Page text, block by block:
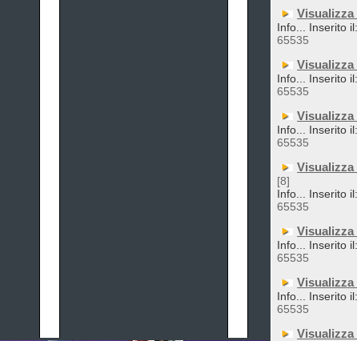
Visualizza
Info... Inserito
65535
Visualizza
Info... Inserito
65535
Info... Inserito
65535
Visualizza
[8]
Info... Inserito
65535
Visualizza
Info... Inserito
65535
Info... Inserito
65535
Visualizza